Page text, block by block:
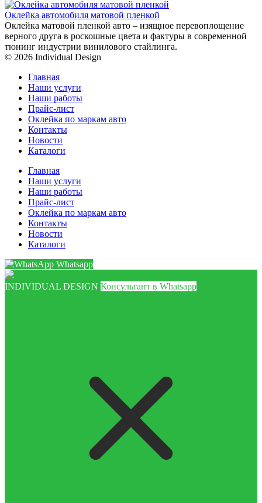
Оклейка автомобиля матовой пленкой
Оклейка матовой пленкой авто – изящное перевоплощение
верного друга в роскошные цвета и фактуры в современной
тюнинг индустрии винилового стайлинга.
© 2026 Individual Design
Главная
Наши услуги
Наши работы
Прайс-лист
Оклейка по маркам авто
Контакты
Новости
Каталоги
Главная
Наши услуги
Наши работы
Прайс-лист
Оклейка по маркам авто
Контакты
Новости
Каталоги
Whatsapp
INDIVIDUAL DESIGN Консультант в Whatsapp